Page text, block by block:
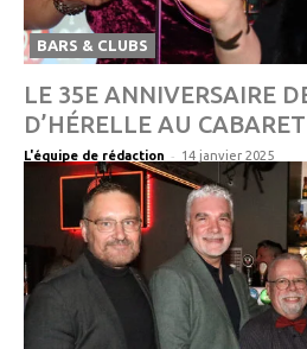
BARS & CLUBS
LE 35E ANNIVERSAIRE
D’HÉRELLE AU
L'équipe de rédaction - 14 janvier 2025